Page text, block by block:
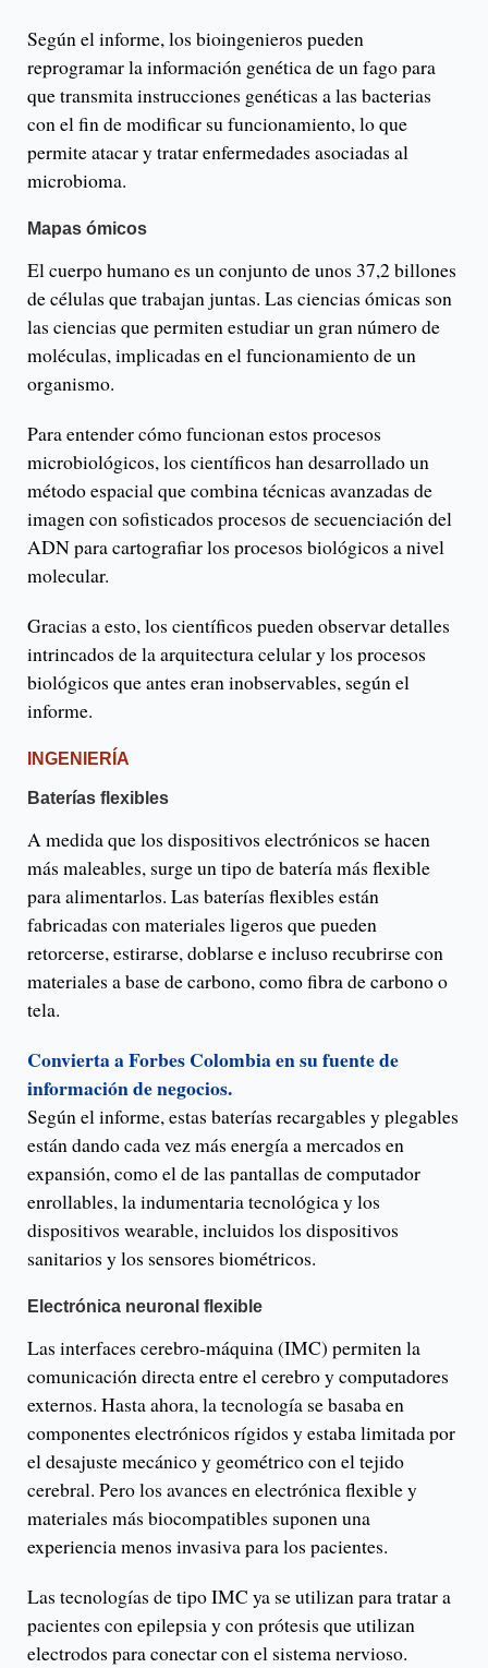
Según el informe, los bioingenieros pueden
reprogramar la información genética de un fago para
que transmita instrucciones genéticas a las bacterias
con el fin de modificar su funcionamiento, lo que
permite atacar y tratar enfermedades asociadas al
microbioma.
Mapas ómicos
El cuerpo humano es un conjunto de unos 37,2 billones
de células que trabajan juntas. Las ciencias ómicas son
las ciencias que permiten estudiar un gran número de
moléculas, implicadas en el funcionamiento de un
organismo.
Para entender cómo funcionan estos procesos
microbiológicos, los científicos han desarrollado un
método espacial que combina técnicas avanzadas de
imagen con sofisticados procesos de secuenciación del
ADN para cartografiar los procesos biológicos a nivel
molecular.
Gracias a esto, los científicos pueden observar detalles
intrincados de la arquitectura celular y los procesos
biológicos que antes eran inobservables, según el
informe.
INGENIERÍA
Baterías flexibles
A medida que los dispositivos electrónicos se hacen
más maleables, surge un tipo de batería más flexible
para alimentarlos. Las baterías flexibles están
fabricadas con materiales ligeros que pueden
retorcerse, estirarse, doblarse e incluso recubrirse con
materiales a base de carbono, como fibra de carbono o
tela.
Convierta a Forbes Colombia en su fuente de
información de negocios.
Según el informe, estas baterías recargables y plegables
están dando cada vez más energía a mercados en
expansión, como el de las pantallas de computador
enrollables, la indumentaria tecnológica y los
dispositivos wearable, incluidos los dispositivos
sanitarios y los sensores biométricos.
Electrónica neuronal flexible
Las interfaces cerebro-máquina (IMC) permiten la
comunicación directa entre el cerebro y computadores
externos. Hasta ahora, la tecnología se basaba en
componentes electrónicos rígidos y estaba limitada por
el desajuste mecánico y geométrico con el tejido
cerebral. Pero los avances en electrónica flexible y
materiales más biocompatibles suponen una
experiencia menos invasiva para los pacientes.
Las tecnologías de tipo IMC ya se utilizan para tratar a
pacientes con epilepsia y con prótesis que utilizan
electrodos para conectar con el sistema nervioso.